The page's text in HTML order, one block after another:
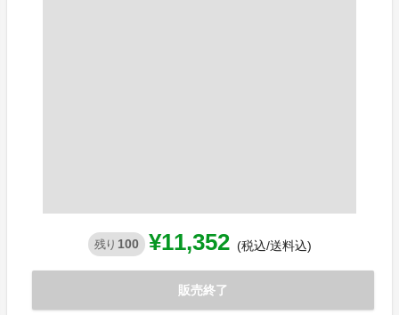
残り 100 ¥11,352 (税込/送料込)
販売終了